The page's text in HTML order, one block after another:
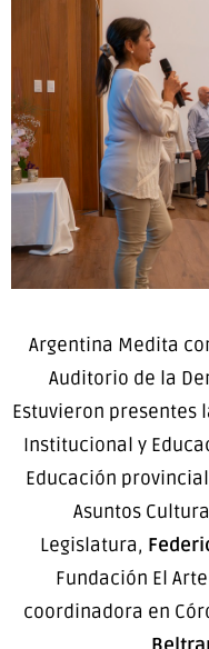
Argentina Medita
Auditorio de la
Estuvieron
Institucional y
Educación
Asuntos
Legislatura,
Fundación El
coordinadora en